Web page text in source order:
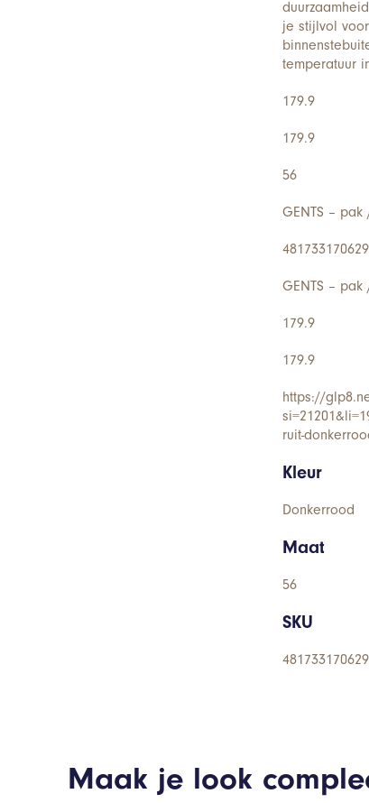
je stijlvol
temperatuur
179.9
179.9
56
GENTS –
GENTS –
179.9
179.9
https://
ruit-
Kleur
Donkerrood
Maat
56
SKU
Maak je look